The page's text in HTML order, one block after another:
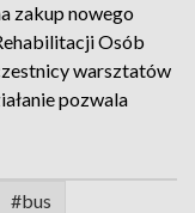
zakup nowego
Osób
warsztatów
pozwala
#bus